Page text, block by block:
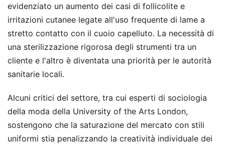
evidenziato un aumento dei casi di follicolite e
irritazioni cutanee legate all'uso frequente di lame a
stretto contatto con il cuoio capelluto. La necessità di
una sterilizzazione rigorosa degli strumenti tra un
cliente e l'altro è diventata una priorità per le autorità
sanitarie locali.
Alcuni critici del settore, tra cui esperti di sociologia
della moda della University of the Arts London,
sostengono che la saturazione del mercato con stili
uniformi stia penalizzando la creatività individuale dei